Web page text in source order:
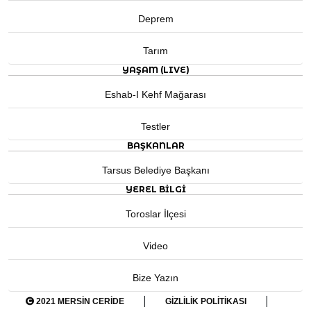
Deprem
Tarım
YAŞAM (LIVE)
Eshab-I Kehf Mağarası
Testler
BAŞKANLAR
Tarsus Belediye Başkanı
YEREL BILGI
Toroslar İlçesi
Video
Bize Yazın
2021 MERSIN CERIDE | GIZLILIK POLITIKASI
|